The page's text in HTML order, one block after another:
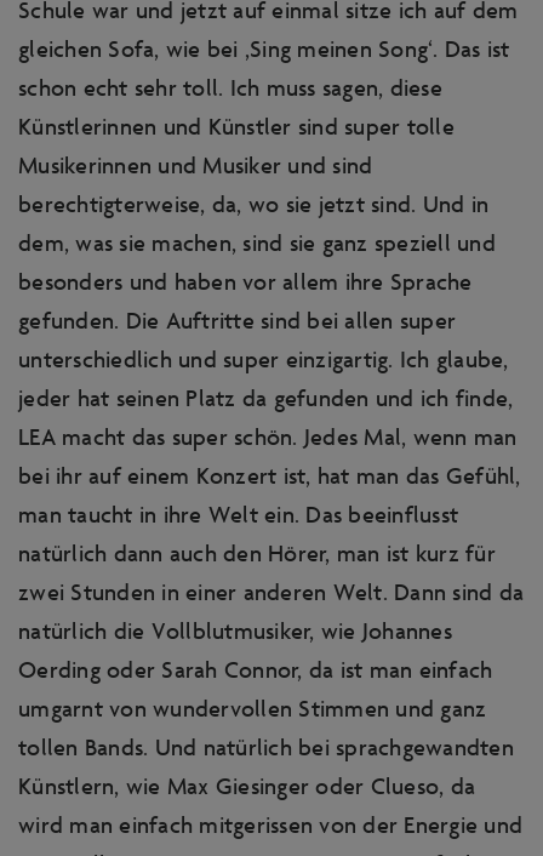
Schule war und jetzt auf einmal sitze ich auf dem
gleichen Sofa, wie bei ‚Sing meinen Song‘. Das ist
schon echt sehr toll. Ich muss sagen, diese
Künstlerinnen und Künstler sind super tolle
Musikerinnen und Musiker und sind
berechtigterweise, da, wo sie jetzt sind. Und in
dem, was sie machen, sind sie ganz speziell und
besonders und haben vor allem ihre Sprache
gefunden. Die Auftritte sind bei allen super
unterschiedlich und super einzigartig. Ich glaube,
jeder hat seinen Platz da gefunden und ich finde,
LEA macht das super schön. Jedes Mal, wenn man
bei ihr auf einem Konzert ist, hat man das Gefühl,
man taucht in ihre Welt ein. Das beeinflusst
natürlich dann auch den Hörer, man ist kurz für
zwei Stunden in einer anderen Welt. Dann sind da
natürlich die Vollblutmusiker, wie Johannes
Oerding oder Sarah Connor, da ist man einfach
umgarnt von wundervollen Stimmen und ganz
tollen Bands. Und natürlich bei sprachgewandten
Künstlern, wie Max Giesinger oder Clueso, da
wird man einfach mitgerissen von der Energie und
Analytics
Diese Cookies werden genutzt, um
Funktionen der Website zuzulassen, die
Ihnen eine möglichst komfortable Nutzung
ermöglichen. Diese Cookies sammeln
Informationen darüber, wie Sie unsere
Webseite nutzen, zum Beispiel, welche
Seiten Sie am meisten besuchen oder wie
Sie sich auf der Seite bewegen. Die
gesammelten Informationen helfen uns die
Nutzerfreundlichkeit und Qualität unserer
Webseite fortlaufend zu verbessern und Ihr
Nutzererlebnis zu optimieren.